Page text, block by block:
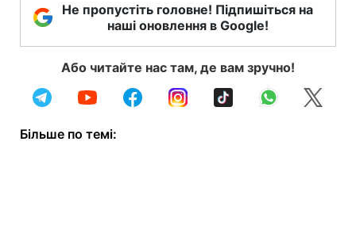
Не пропустіть головне! Підпишіться на
наші оновлення в Google!
Або читайте нас там, де вам зручно!
Більше по темі: